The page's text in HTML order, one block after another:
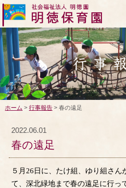
ホーム > 行事報告 > 春の遠足
2022.06.01
春の遠足
５月26日に、たけ組、ゆり組さん
て、深北緑地まで春の遠足に行っ